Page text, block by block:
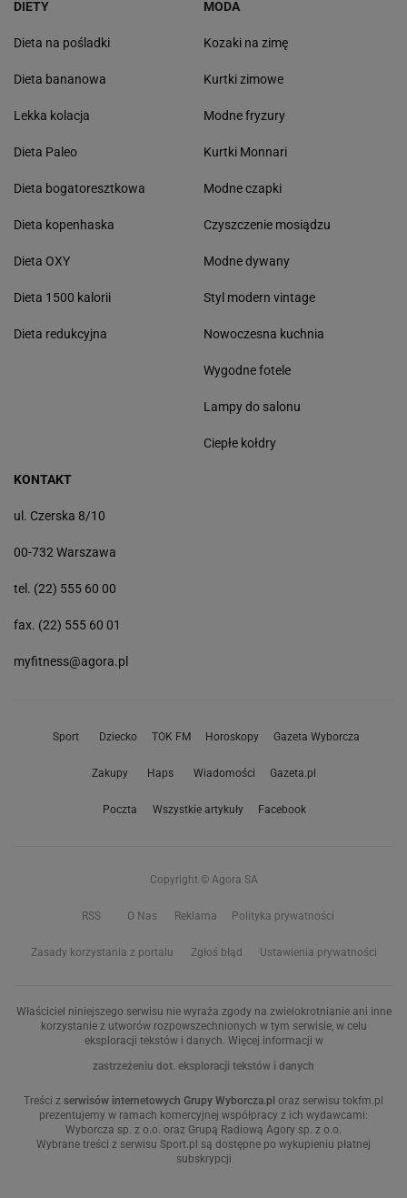
DIETY
Dieta na pośladki
Dieta bananowa
Lekka kolacja
Dieta Paleo
Dieta bogatoresztkowa
Dieta kopenhaska
Dieta OXY
Dieta 1500 kalorii
Dieta redukcyjna
MODA
Kozaki na zimę
Kurtki zimowe
Modne fryzury
Kurtki Monnari
Modne czapki
Czyszczenie mosiądzu
Modne dywany
Styl modern vintage
Nowoczesna kuchnia
Wygodne fotele
Lampy do salonu
Ciepłe kołdry
KONTAKT
ul. Czerska 8/10
00-732 Warszawa
tel. (22) 555 60 00
fax. (22) 555 60 01
myfitness@agora.pl
Sport Dziecko TOK FM Horoskopy Gazeta Wyborcza
Zakupy Haps Wiadomości Gazeta.pl
Poczta Wszystkie artykuły Facebook
Copyright © Agora SA
RSS O Nas Reklama Polityka prywatności
Zasady korzystania z portalu Zgłoś błąd Ustawienia prywatności
Właściciel niniejszego serwisu nie wyraża zgody na zwielokrotnianie ani inne
korzystanie z utworów rozpowszechnionych w tym serwisie, w celu
eksploracji tekstów i danych. Więcej informacji w
zastrzeżeniu dot. eksploracji tekstów i danych
Treści z serwisów internetowych Grupy Wyborcza.pl oraz serwisu tokfm.pl
prezentujemy w ramach komercyjnej współpracy z ich wydawcami:
Wyborcza sp. z o.o. oraz Grupą Radiową Agory sp. z o.o.
Wybrane treści z serwisu Sport.pl są dostępne po wykupieniu płatnej
subskrypcji